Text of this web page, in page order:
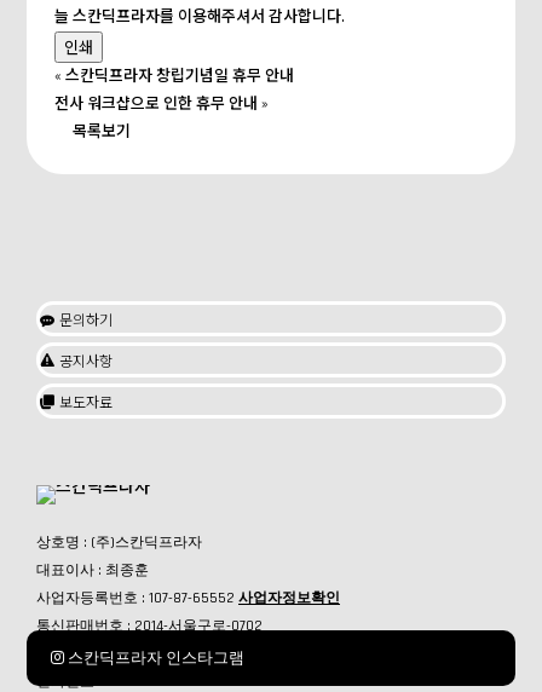
늘 스칸딕프라자를 이용해주셔서 감사합니다.
인쇄
« 스칸딕프라자 창립기념일 휴무 안내
전사 워크샵으로 인한 휴무 안내 »
목록보기
 문의하기
 공지사항
 보도자료
상호명 : (주)스칸딕프라자
대표이사 : 최종훈
사업자등록번호 : 107-87-65552 사업자정보확인
통신판매번호 : 2014-서울구로-0702
서울특별시 서초구 반포대로30길81 1202호 (서초동,웅진타워)
전화번호 : 02-856-8700
스칸딕프라자 인스타그램